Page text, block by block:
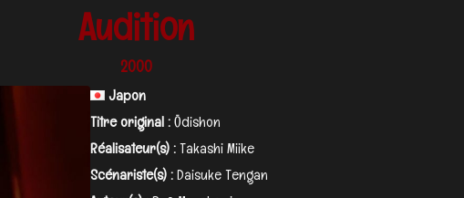
Audition
2000
Japon
Titre original :Ōdishon
Réalisateur(s) :Takashi Miike
Scénariste(s) :Daisuke Tengan